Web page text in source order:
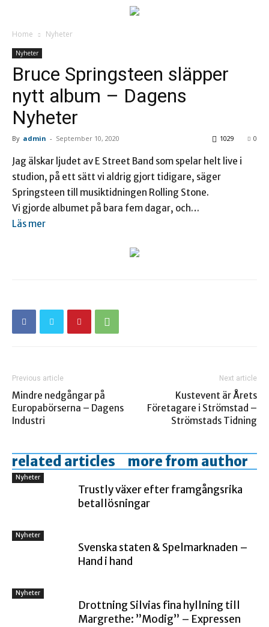
Home Nyheter
Nyheter
Bruce Springsteen släpper
nytt album – Dagens
Nyheter
By admin - September 10, 2020 0
1029
Jag älskar ljudet av E Street Band som spelar helt live i
studion, på ett sätt vi aldrig gjort tidigare, säger
Springsteen till musiktidningen Rolling Stone.
Vi gjorde albumet på bara fem dagar, och…
Läs mer
Previous article
Mindre nedgångar på
Europabörserna – Dagens
Industri
Next article
Kustevent är Årets
Företagare i Strömstad –
Strömstads Tidning
related articles more from author
Nyheter
Trustly växer efter framgångsrika
betallösningar
Nyheter
Svenska staten & Spelmarknaden –
Hand i hand
Nyheter
Drottning Silvias fina hyllning till
Margrethe: ”Modig” – Expressen